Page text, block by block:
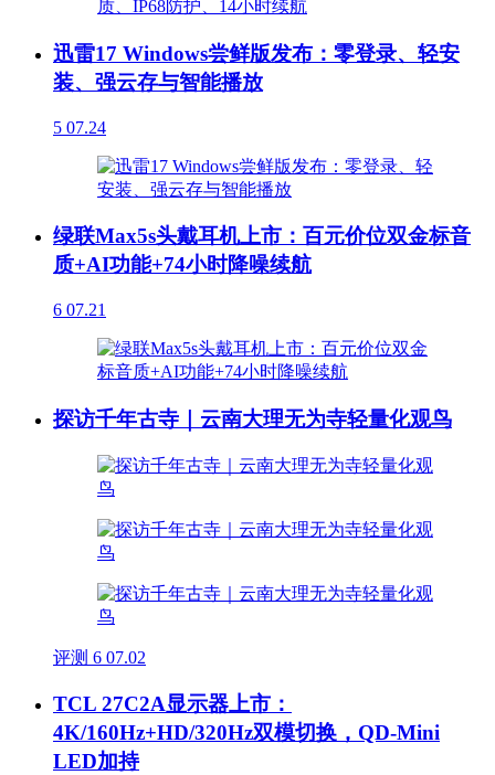
迅雷17 Windows尝鲜版发布：零登录、轻安
装、强云存与智能播放
5 07.24
绿联Max5s头戴耳机上市：百元价位双金标音
质+AI功能+74小时降噪续航
6 07.21
探访千年古寺｜云南大理无为寺轻量化观鸟
评测 6 07.02
TCL 27C2A显示器上市：
4K/160Hz+HD/320Hz双模切换，QD-Mini
LED加持